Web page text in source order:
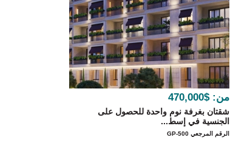
من: $470,000
شقتان بغرفة نوم واحدة للحصول على
الجنسية في إسط...
الرقم المرجعي GP-500